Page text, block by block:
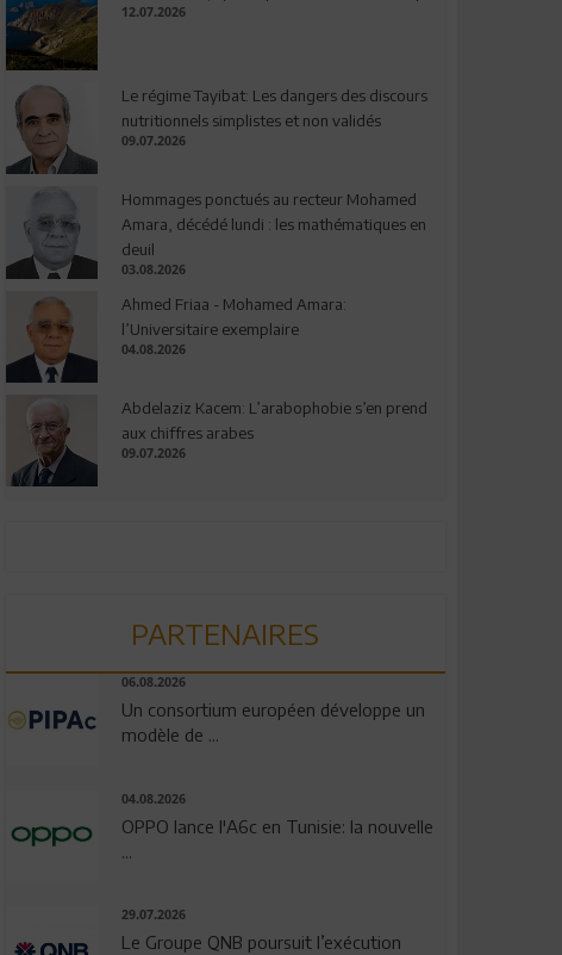
12.07.2026
Le régime Tayibat: Les dangers des discours
nutritionnels simplistes et non validés
09.07.2026
Hommages ponctués au recteur Mohamed
Amara, décédé lundi : les mathématiques en
deuil
03.08.2026
Ahmed Friaa - Mohamed Amara:
l’Universitaire exemplaire
04.08.2026
Abdelaziz Kacem: L’arabophobie s’en prend
aux chiffres arabes
09.07.2026
PARTENAIRES
06.08.2026
Un consortium européen développe un
modèle de ...
04.08.2026
OPPO lance l'A6c en Tunisie: la nouvelle
...
29.07.2026
Le Groupe QNB poursuit l’exécution